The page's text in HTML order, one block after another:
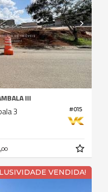
#015
III
3
00
VENDIDA!